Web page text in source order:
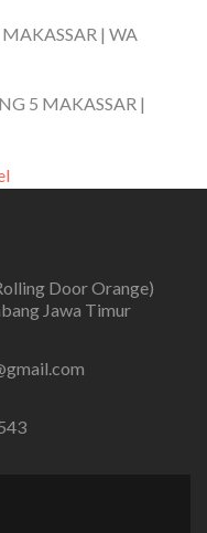
| WA
5 MAKASSAR |
Door Orange)
Jawa Timur
Instagram